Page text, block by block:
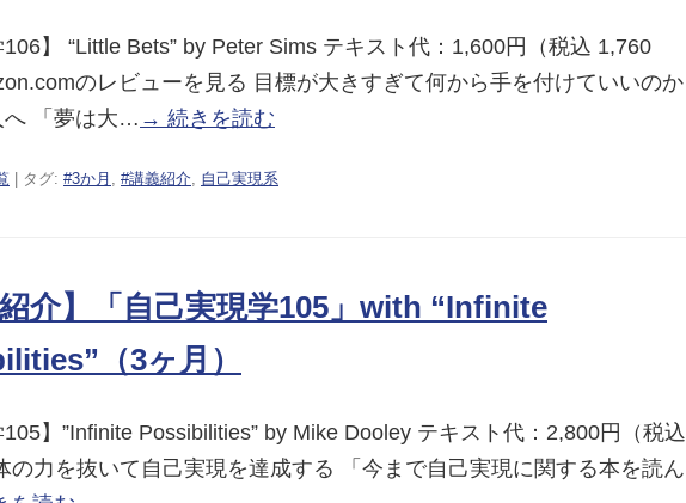
106】 “Little Bets” by Peter Sims テキスト代：1,600円（税込 1,760
のレビューを見る 目標が大きすぎて何から手を付けていいのか
へ 「夢は大… → 続きを読む
| タグ: #3か月 , #講義紹介, 自己実現系
紹介】「自己実現学105」with “Infinite
（3ヶ月）
105】”Infinite Possibilities” by Mike Dooley テキスト代：2,800円（税込
力を抜いて自己実現を達成する 「今まで自己実現に関する本を読ん